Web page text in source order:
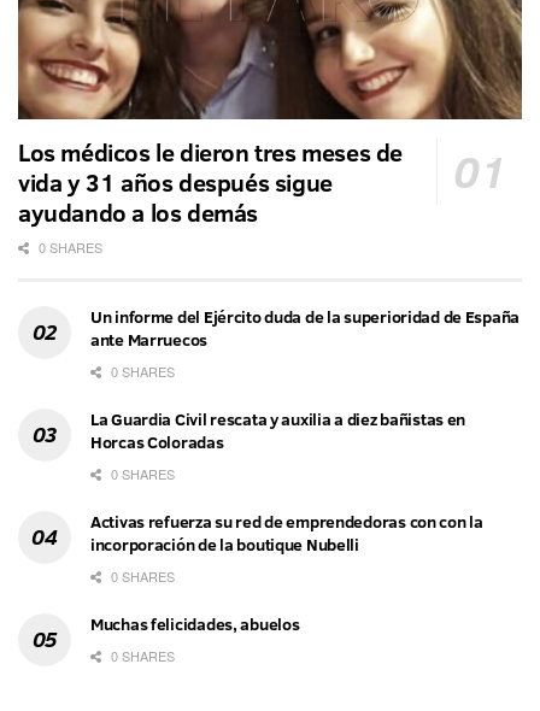
Los médicos le dieron tres meses de
vida y 31 años después sigue
ayudando a los demás
0 SHARES
Un informe del Ejército duda de la superioridad de España
ante Marruecos
0 SHARES
La Guardia Civil rescata y auxilia a diez bañistas en
Horcas Coloradas
0 SHARES
Activas refuerza su red de emprendedoras con con la
incorporación de la boutique Nubelli
0 SHARES
Muchas felicidades, abuelos
0 SHARES